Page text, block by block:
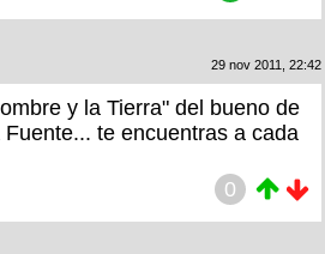
29 nov 2011, 22:42
y la Tierra" del bueno de
te encuentras a cada
0